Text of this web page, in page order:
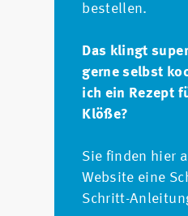
bestellen.
Das klingt
gerne selbst
ich ein Rezept
Klöße?
Sie finden hier
Website eine
Schritt-